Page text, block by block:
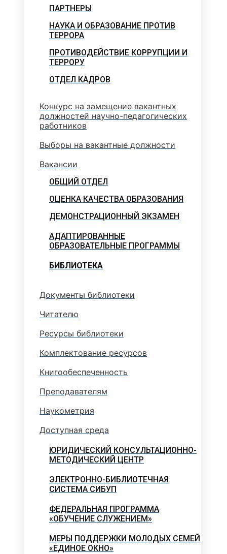
ПАРТНЕРЫ
НАУКА И ОБРАЗОВАНИЕ ПРОТИВ
ТЕРРОРА
ПРОТИВОДЕЙСТВИЕ КОРРУПЦИИ И
ТЕРРОРУ
ОТДЕЛ КАДРОВ
Конкурс на замещение вакантных
должностей научно-педагогических
работников
Выборы на вакантные должности
Вакансии
ОБЩИЙ ОТДЕЛ
ОЦЕНКА КАЧЕСТВА ОБРАЗОВАНИЯ
ДЕМОНСТРАЦИОННЫЙ ЭКЗАМЕН
АДАПТИРОВАННЫЕ
ОБРАЗОВАТЕЛЬНЫЕ ПРОГРАММЫ
БИБЛИОТЕКА
Документы библиотеки
Читателю
Ресурсы библиотеки
Комплектование ресурсов
Книгообеспеченность
Преподавателям
Наукометрия
Доступная среда
ЮРИДИЧЕСКИЙ КОНСУЛЬТАЦИОННО-
МЕТОДИЧЕСКИЙ ЦЕНТР
ЭЛЕКТРОННО-БИБЛИОТЕЧНАЯ
СИСТЕМА СИБУП
ФЕДЕРАЛЬНАЯ ПРОГРАММА
«ОБУЧЕНИЕ СЛУЖЕНИЕМ»
МЕРЫ ПОДДЕРЖКИ МОЛОДЫХ СЕМЕЙ
«ЕДИНОЕ ОКНО»